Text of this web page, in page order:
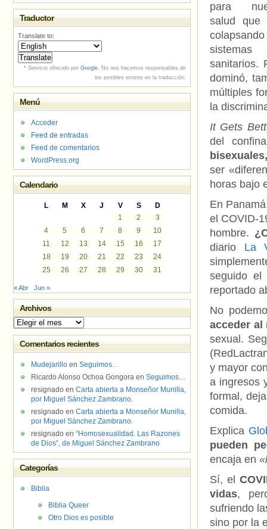
para
salud que
colapsando
sistemas
sanitarios.
dominó,
múltiples
la
It Gets
del
ser
horas bajo
En
el COVID-
hombre.
diario La
seguido el
reportado
No
acceder al
sexual.
y mayor
a ingresos
formal,
comida.
Explica
pueden
encaja en
Sí, el
vidas,
sufriendo
sino por la
Traductor
Translate to:
* Servicio ofrecido por Google. No nos hacemos responsables de
los posibles errores en la traducción.
Menú
Acceder
Feed de entradas
Feed de comentarios
WordPress.org
Calendario
L M X J V S
D
1
2
3
4
5 6 7 8 9
10
11
12 13 14 15 16
17
18
19 20 21 22 23
24
25
26 27 28 29 30 31
« Abr Jun »
Archivos
Archivos
Comentarios recientes
Mudejarillo en Seguimos…
Ricardo Alonso Ochoa Gongora en Seguimos…
resignado en Carta abierta a Monseñor Munilla,
por Miguel Sánchez Zambrano.
resignado en Carta abierta a Monseñor Munilla,
por Miguel Sánchez Zambrano.
resignado en “Homosexualidad. Las Razones
de Dios”, de Miguel Sánchez Zambrano
Categorías
Biblia
Biblia Queer
Otro Dios es posible